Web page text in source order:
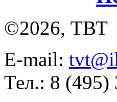
©2026, ТВТ
E-mail:
Тел.: 8 (495)